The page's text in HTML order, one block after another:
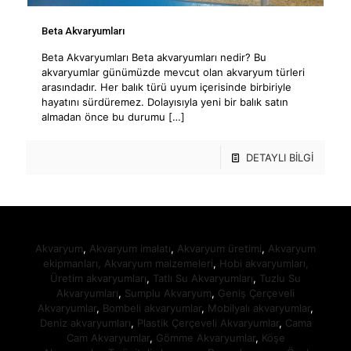
Beta Akvaryumları
Beta Akvaryumları Beta akvaryumları nedir? Bu
akvaryumlar günümüzde mevcut olan akvaryum türleri
arasındadır. Her balık türü uyum içerisinde birbiriyle
hayatını sürdüremez. Dolayısıyla yeni bir balık satın
almadan önce bu durumu […]
DETAYLI BİLGİ
Akvaryum, Akvaryum imalatı, Akvaryum üretimi, Akvaryum
ekipmanları,
Akvaryum malzemeleri, Hobi akvaryumları,
Üretim akvaryumları, Tatlı Su Akvaryumları, Tuzlu Su
Akvaryumları, Sumplu Akvaryum, Geniş Çerçeveli
Akvaryumlar, Bombeli akvaryumlar, Mobilyalı akvaryumlar,
Deniz akvaryumları, Plastik Çerçeveli Akvaryumlar, Cama
Cam Akvaryumlar, Gömme Akvaryumlar, Köşe